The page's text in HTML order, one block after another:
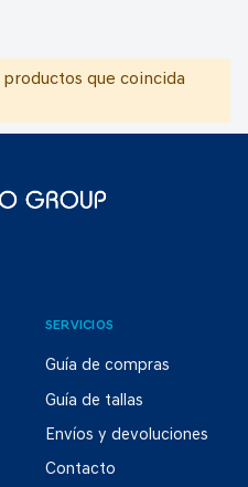
que coincida
SERVICIOS
Guía de compras
Guía de tallas
Envíos y devoluciones
Contacto